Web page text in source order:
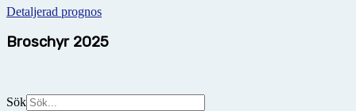
Detaljerad prognos
Broschyr 2025
Sök